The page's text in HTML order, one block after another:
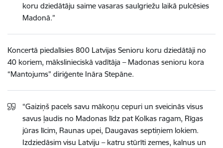
koru dziedātāju saime vasaras saulgriežu laikā pulcēsies
Madonā.”
Koncertā piedalīsies 800 Latvijas Senioru koru dziedātāji no
40 koriem, mākslinieciskā vadītāja – Madonas senioru kora
“Mantojums” diriģente Ināra Stepāne.
“Gaiziņš pacels savu mākoņu cepuri un sveicinās visus
savus ļaudis no Madonas līdz pat Kolkas ragam, Rīgas
jūras līcim, Raunas upei, Daugavas septiņiem lokiem.
Izdziedāsim visu Latviju – katru stūrīti zemes, kalnus un